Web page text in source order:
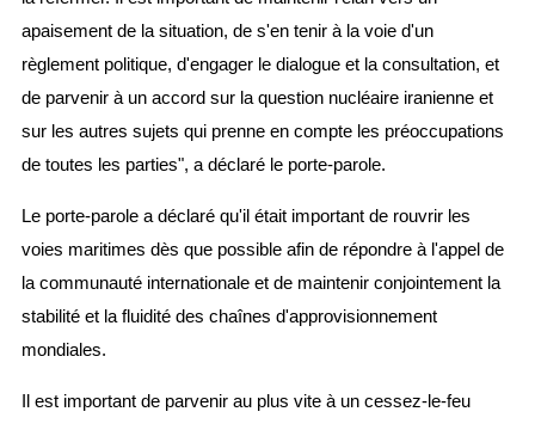
apaisement de la situation, de s'en tenir à la voie d'un
règlement politique, d'engager le dialogue et la consultation, et
de parvenir à un accord sur la question nucléaire iranienne et
sur les autres sujets qui prenne en compte les préoccupations
de toutes les parties", a déclaré le porte-parole.
Le porte-parole a déclaré qu'il était important de rouvrir les
voies maritimes dès que possible afin de répondre à l'appel de
la communauté internationale et de maintenir conjointement la
stabilité et la fluidité des chaînes d'approvisionnement
mondiales.
Il est important de parvenir au plus vite à un cessez-le-feu